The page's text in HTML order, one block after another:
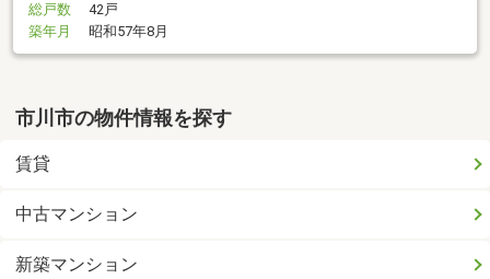
総戸数
42戸
築年月
昭和57年8月
市川市の物件情報を探す
賃貸
中古マンション
新築マンション